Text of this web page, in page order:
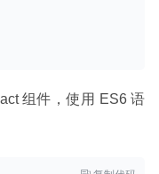
组件，使用 ES6 语